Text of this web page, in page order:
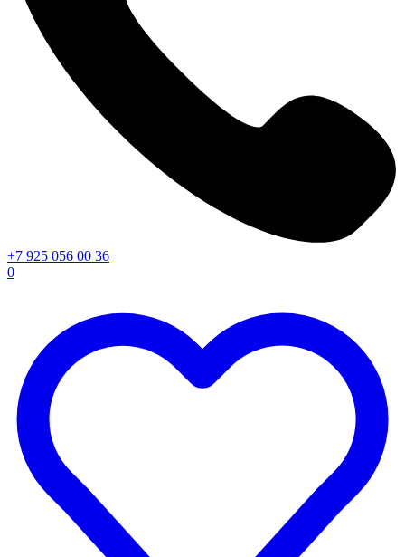
+7 925 056 00 36
0